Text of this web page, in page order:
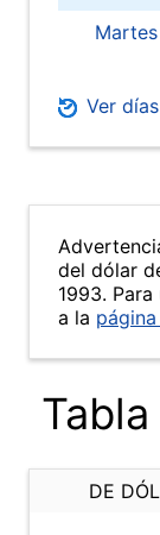
Ver
del dólar
1993.
a la
DE